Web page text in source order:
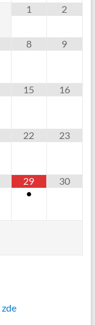
1
2
8 9
15 16
22 23
29
•
30
zde